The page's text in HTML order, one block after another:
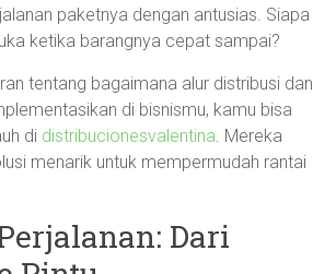
paketnya dengan antusias. Siapa
ketika barangnya cepat sampai?
tentang bagaimana alur distribusi dan
di bisnismu, kamu bisa
di distribucionesvalentina. Mereka
menarik untuk mempermudah rantai
Dari